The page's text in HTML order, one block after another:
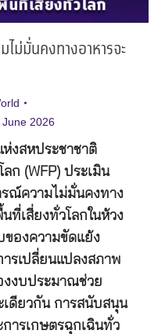
ไม่มั่นคงทางอาหารจะ
June 2026
ห่งสหประชาชาติ
ลก (WFP) ประเมิน
รณ์ความไม่มั่นคงทาง
นที่เสี่ยงทั่วโลกในห้วง
องความขัดแย้ง
ารเปลี่ยนแปลงสภาพ
งงบประมาณช่วย
ดียวกัน การสนับสนุน
ารเกษตรฉุกเฉินทั่ว